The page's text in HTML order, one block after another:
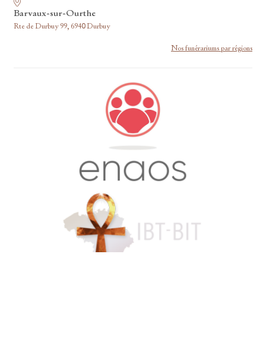
Barvaux-sur-Ourthe
Rte de Durbuy 99, 6940 Durbuy
Nos funérariums par régions